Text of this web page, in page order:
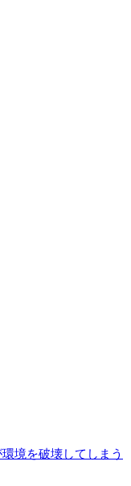
境を破壊してしまう